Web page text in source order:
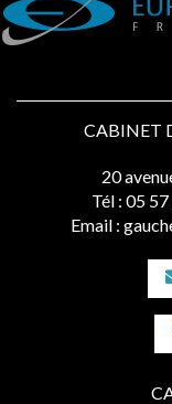
CABINET
20
Tél : 05
Email :